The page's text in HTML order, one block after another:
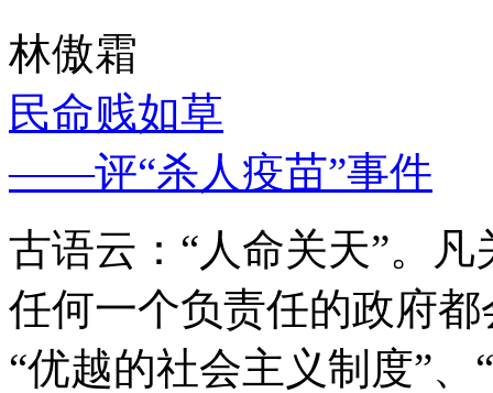
林傲霜
民命贱如草
——评“杀人疫苗”事件
古语云：“人命关天”。
任何一个负责任的政府
“优越的社会主义制度”